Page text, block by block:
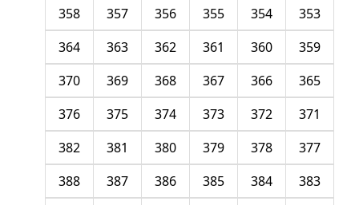
353
354
355
356
357
358
359
360
361
362
363
364
365
366
367
368
369
370
371
372
373
374
375
376
377
378
379
380
381
382
383
384
385
386
387
388